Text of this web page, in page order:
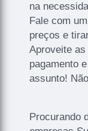
na
Fale com
preços e
Aproveite
pagamento
assunto!
Procurando